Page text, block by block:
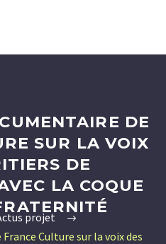
DE
SUR LA VOIX
DE
LA COQUE
projet
Culture sur la voix des